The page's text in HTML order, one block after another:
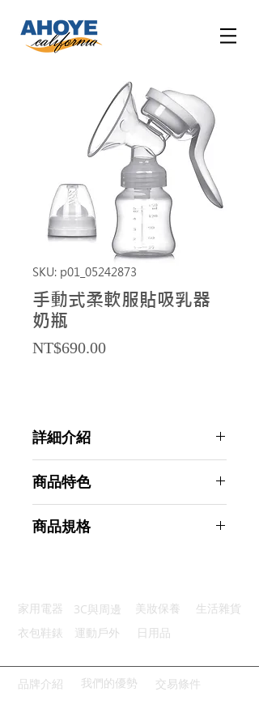
SKU: p01_05242873
手動式柔軟服貼吸乳器
奶瓶
NT$690.00Price
詳細介紹
商品特色
自由調節：兩種力度可以調節
商品規格
商品尺寸：20*18*8cm
商品重量(g)：180
代理商：亞桓有限公司
家用電器 3C與周邊 美妝保養
生活雜貨
衣包鞋錶
運動戶外 日用品
品牌介紹 我們的優勢 交易條件